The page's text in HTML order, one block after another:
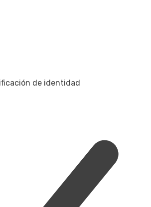
de identidad